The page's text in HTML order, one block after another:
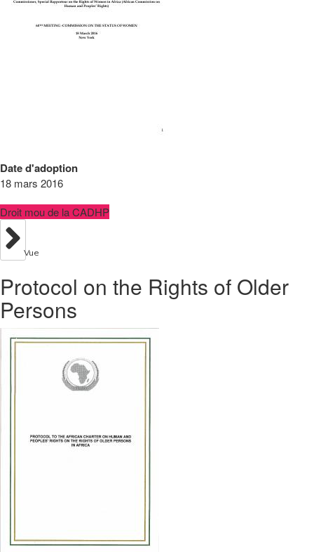
Date d'adoption
18 mars 2016
Droit mou de la CADHP
Vue
Protocol on the Rights of Older
Persons